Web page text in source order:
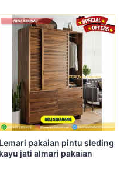
Lemari pakaian pintu sleding
kayu jati almari pakaian